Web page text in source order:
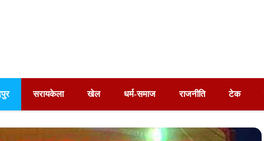
सरायकेला खेल धर्म-समाज राजनीति टेक